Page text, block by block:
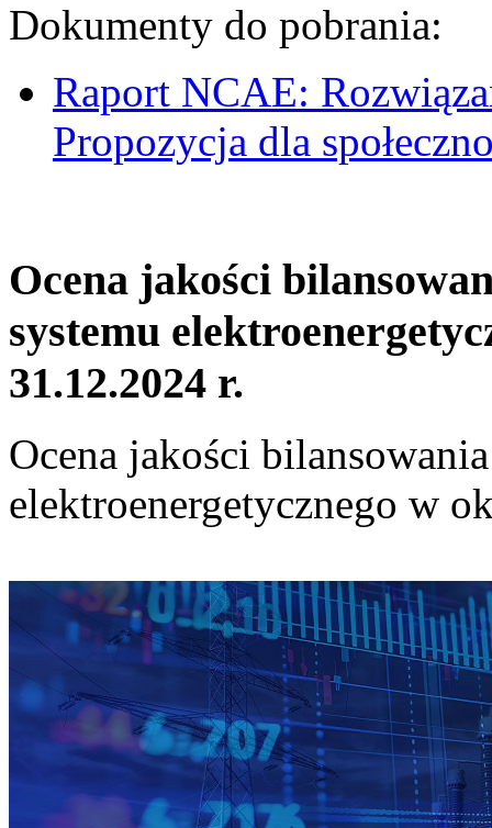
Dokumenty do pobrania:
Raport NCAE:
Propozycja dla
Ocena jakości
systemu
31.12.2024 r.
Ocena jakości
elektroenergetycznego w